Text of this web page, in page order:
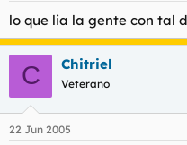
lo que lia la gente con tal
C Chitriel
Veterano
22 Jun 2005